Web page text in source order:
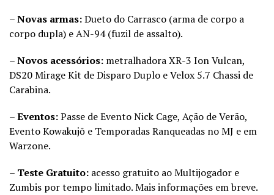
–Novas armas:Dueto do Carrasco (arma de corpo a
corpo dupla) e AN-94 (fuzil de assalto).
–Novos acessórios: metralhadora XR-3 Ion Vulcan,
DS20 Mirage Kit de Disparo Duplo e Velox 5.7 Chassi de
Carabina.
–Eventos:Passe de Evento Nick Cage, Ação de Verão,
Evento Kowakujō e Temporadas Ranqueadas no MJ e em
Warzone.
– Teste Gratuito: acesso gratuito ao Multijogador e
Zumbis por tempo limitado. Mais informações em breve.